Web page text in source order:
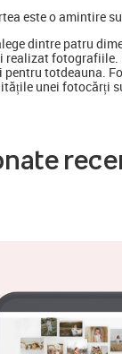
este o amintire
dintre patru
realizat fotografiile.
pentru totdeauna.
unei fotocărți